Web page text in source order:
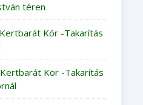
téren
Kör -Takarítás
Kör -Takarítás